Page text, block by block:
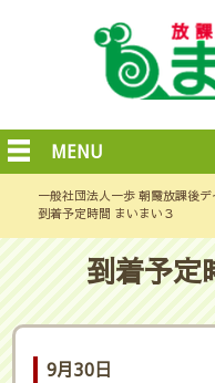
MENU
一般社団法人一歩 朝霞放課後デ
到着予定時間 まいまい３
到着予定
9月30日